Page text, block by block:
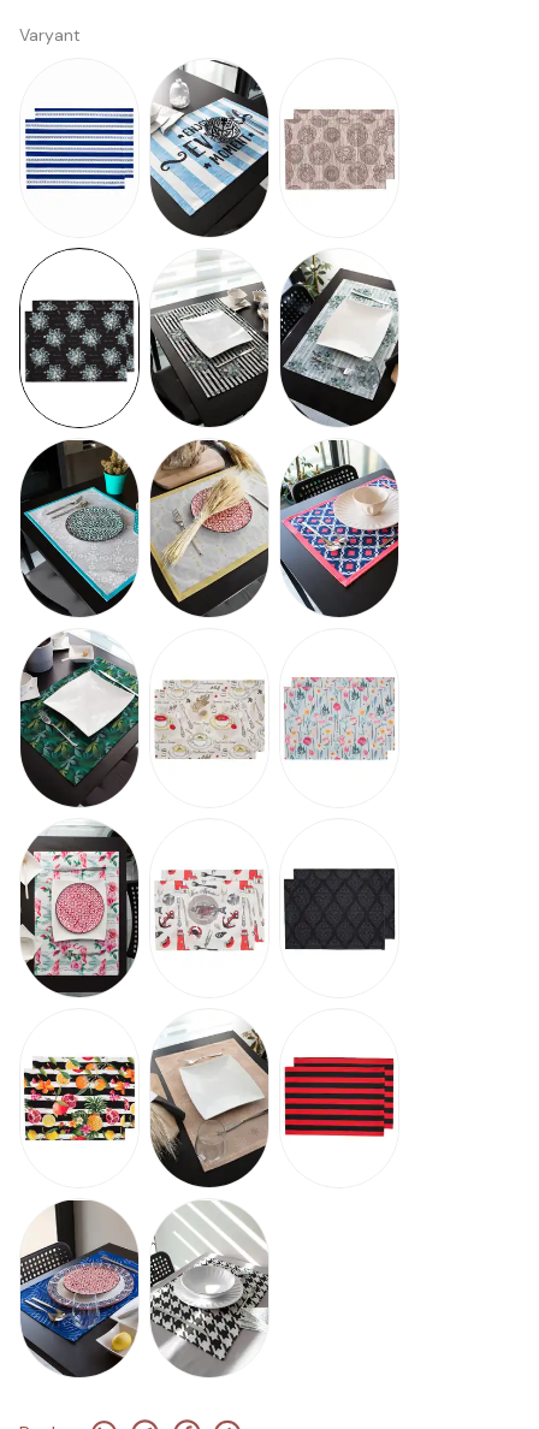
Varyant